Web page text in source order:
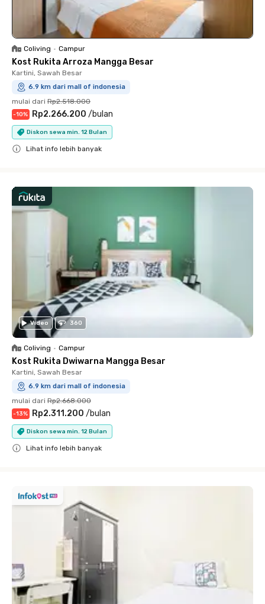
Coliving • Campur
Kost Rukita Arroza Mangga Besar
Kartini, Sawah Besar
6.9 km dari mall of indonesia
mulai dari Rp2.518.000
-10% Rp2.266.200 /bulan
Diskon sewa min. 12 Bulan
Lihat info lebih banyak
Video 360
Coliving • Campur
Kost Rukita Dwiwarna Mangga Besar
Kartini, Sawah Besar
6.9 km dari mall of indonesia
mulai dari Rp2.668.000
-13% Rp2.311.200 /bulan
Diskon sewa min. 12 Bulan
Lihat info lebih banyak